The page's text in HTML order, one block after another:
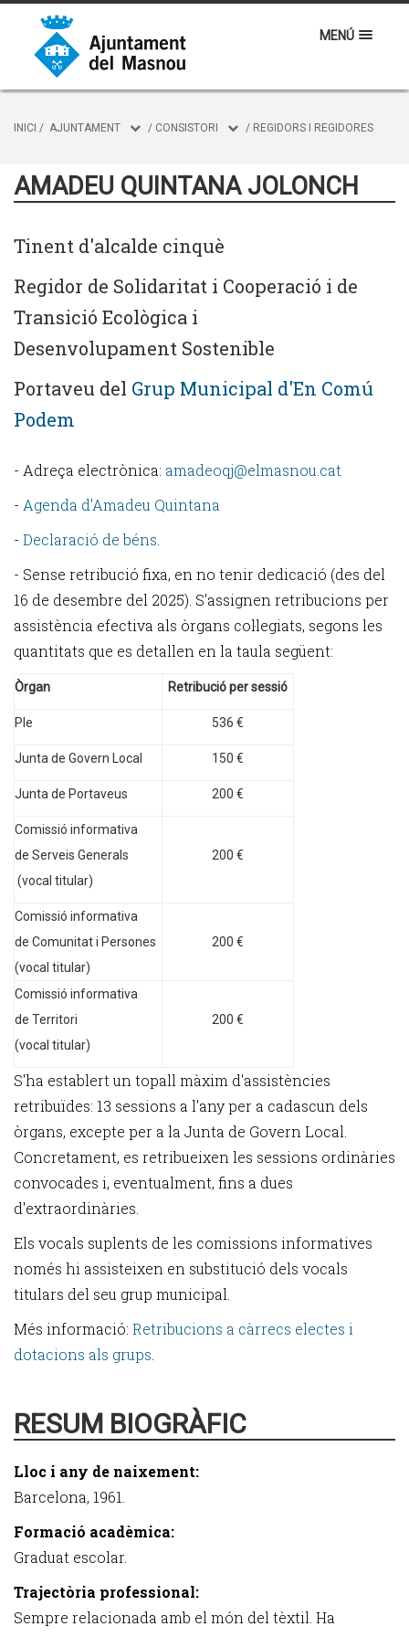
MENÚ
INICI / AJUNTAMENT / CONSISTORI / REGIDORS I REGIDORES
AMADEU QUINTANA JOLONCH
Tinent d'alcalde cinquè
Regidor de Solidaritat i Cooperació i de
Transició Ecològica i
Desenvolupament Sostenible
Portaveu del Grup Municipal d'En Comú
Podem
- Adreça electrònica: amadeoqj@elmasnou.cat
- Agenda d'Amadeu Quintana
- Declaració de béns
- Sense retribució fixa, en no tenir dedicació (des del
16 de desembre del 2025). S'assignen retribucions per
assistència efectiva als òrgans col·legiats, segons les
quantitats que es detallen en la taula següent:
Òrgan Retribució per sessió
Ple 536 €
Junta de Govern Local 150 €
Junta de Portaveus 200 €
Comissió informativa
de Serveis Generals
(vocal titular)
200 €
Comissió informativa
de Comunitat i Persones
(vocal titular)
200 €
Comissió informativa
de Territori
(vocal titular)
200 €
S'ha establert un topall màxim d'assistències
retribuïdes: 13 sessions a l'any per a cadascun dels
òrgans, excepte per a la Junta de Govern Local.
Concretament, es retribueixen les sessions ordinàries
convocades i, eventualment, fins a dues
d'extraordinàries.
Els vocals suplents de les comissions informatives
només hi assisteixen en substitució dels vocals
titulars del seu grup municipal.
Més informació: Retribucions a càrrecs electes i
dotacions als grups
RESUM BIOGRÀFIC
Lloc i any de naixement:
Barcelona, 1961.
Formació acadèmica:
Graduat escolar.
Trajectòria professional:
Sempre relacionada amb el món del tèxtil. Ha